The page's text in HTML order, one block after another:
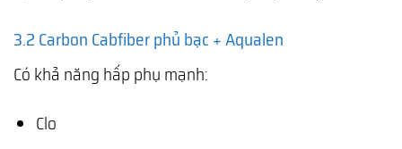
3.2 Carbon Cabfiber phủ bạc + Aqualen
Có khả năng hấp phụ mạnh:
Clo